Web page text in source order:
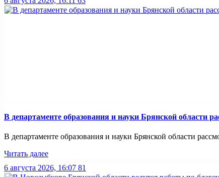
В департаменте образования и науки Брянской области
В департаменте образования и науки Брянской области
Читать далее
6 августа 2026, 16:07 81